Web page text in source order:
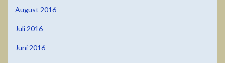
August 2016
Juli 2016
Juni 2016